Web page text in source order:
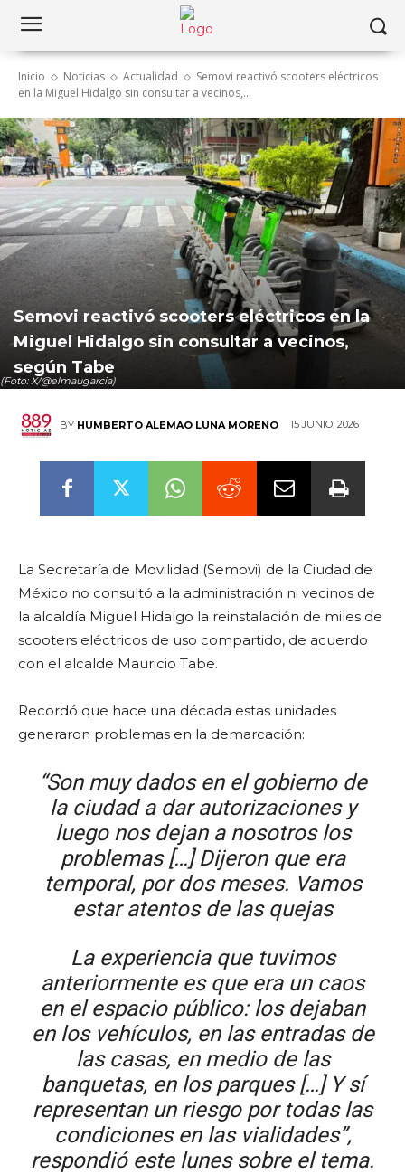
Inicio Noticias Actualidad
Semovi reactivó scooters eléctricos
en la Miguel Hidalgo sin consultar a vecinos,...
(Foto: X/@elmaugarcia)
Semovi reactivó scooters eléctricos en la
Miguel Hidalgo sin consultar a vecinos,
según Tabe
BY HUMBERTO ALEMAO LUNA MORENO 15 JUNIO, 2026
La Secretaría de Movilidad (Semovi) de la Ciudad de
México no consultó a la administración ni vecinos de
la alcaldía Miguel Hidalgo la reinstalación de miles de
scooters eléctricos de uso compartido, de acuerdo
con el alcalde Mauricio Tabe.
Recordó que hace una década estas unidades
generaron problemas en la demarcación:
“Son muy dados en el gobierno de
la ciudad a dar autorizaciones y
luego nos dejan a nosotros los
problemas […] Dijeron que era
temporal, por dos meses. Vamos
estar atentos de las quejas
La experiencia que tuvimos
anteriormente es que era un caos
en el espacio público: los dejaban
en los vehículos, en las entradas de
las casas, en medio de las
banquetas, en los parques […] Y sí
representan un riesgo por todas las
condiciones en las vialidades”,
respondió este lunes sobre el tema.